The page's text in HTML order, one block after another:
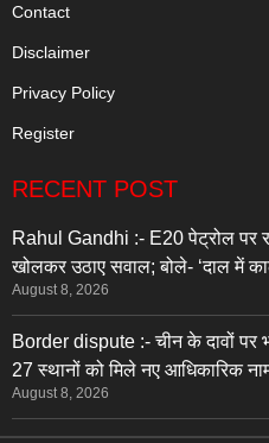
Contact
Disclaimer
Privacy Policy
Register
RECENT POST
Rahul Gandhi :- E20 पेट्रोल पर
खोलकर उठाए सवाल; बोले- ‘दाल में
August 8, 2026
Border dispute :- चीन के दावों
27 स्थानों को मिले नए आधिकारिक
August 8, 2026